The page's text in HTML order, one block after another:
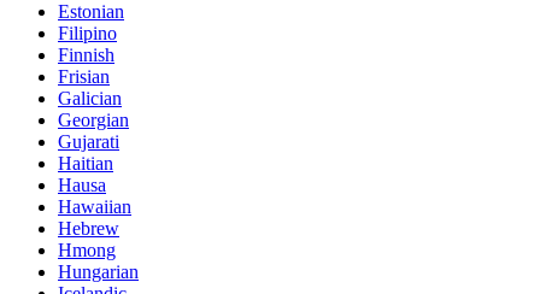
Estonian
Filipino
Finnish
Frisian
Galician
Georgian
Gujarati
Haitian
Hausa
Hawaiian
Hebrew
Hmong
Hungarian